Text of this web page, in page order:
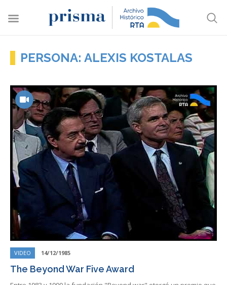
PERSONA: ALEXIS KOSTALAS
VIDEO 14/12/1985
The Beyond War Five Award